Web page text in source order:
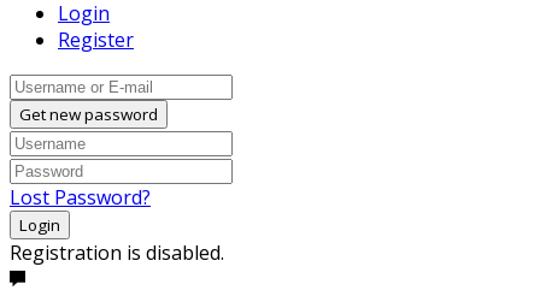
Login
Register
Get new password
Lost Password?
Login
Registration is disabled.